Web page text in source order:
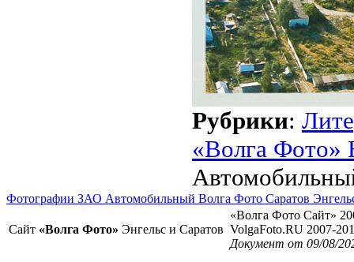
Рубрики:
«Волга Фото»
Фотографии ЗАО Автомобильный Волга Фото Саратов
Сайт «Волга Фото» Энгельс и Саратов
«Волга Фото Сайт»
VolgaFoto.RU 2007-
Документ от 09/08/